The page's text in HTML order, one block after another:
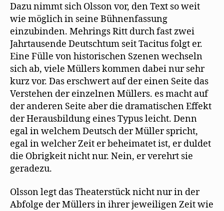
Dazu nimmt sich Olsson vor, den Text so weit
wie möglich in seine Bühnenfassung
einzubinden. Mehrings Ritt durch fast zwei
Jahrtausende Deutschtum seit Tacitus folgt er.
Eine Fülle von historischen Szenen wechseln
sich ab, viele Müllers kommen dabei nur sehr
kurz vor. Das erschwert auf der einen Seite das
Verstehen der einzelnen Müllers. es macht auf
der anderen Seite aber die dramatischen Effekt
der Herausbildung eines Typus leicht. Denn
egal in welchem Deutsch der Müller spricht,
egal in welcher Zeit er beheimatet ist, er duldet
die Obrigkeit nicht nur. Nein, er verehrt sie
geradezu.
Olsson legt das Theaterstück nicht nur in der
Abfolge der Müllers in ihrer jeweiligen Zeit wie